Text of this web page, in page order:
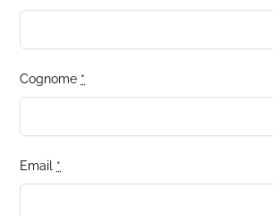
Cognome *
Email *